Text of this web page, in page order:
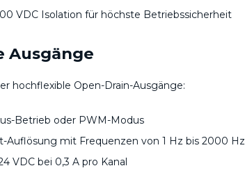
VDC Isolation für höchste Betriebssicherheit
Ausgänge
hochflexible Open-Drain-Ausgänge:
Betrieb oder PWM-Modus
Auflösung mit Frequenzen von 1 Hz bis 2000 Hz
VDC bei 0,3 A pro Kanal